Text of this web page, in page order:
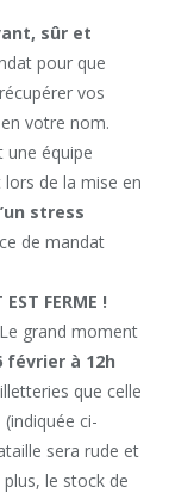
sûr et
pour que
vos
votre nom.
une équipe
lors de la mise en
stress
de mandat
FERME !
Le grand moment
février à 12h
que celle
ci-
sera rude et
le stock de